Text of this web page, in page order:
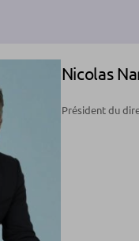
Nicolas
Président du